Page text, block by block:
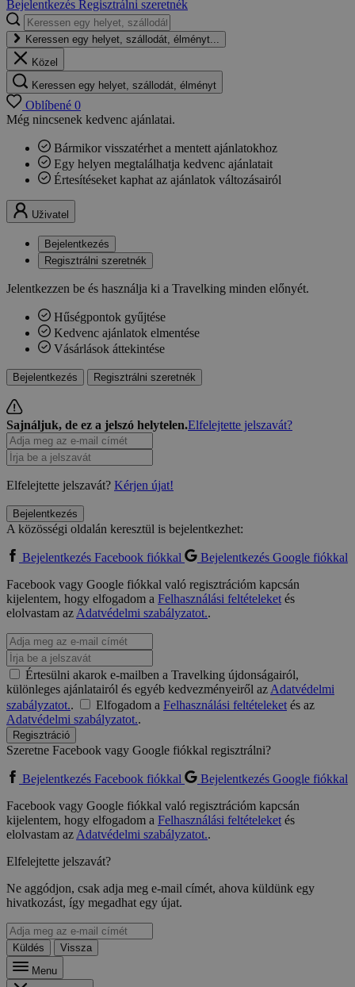
Bejelentkezés Regisztrálni szeretnék
Keressen egy helyet, szállodát, élményt...
Közel
Keressen egy helyet, szállodát, élményt
Oblíbené 0
Még nincsenek kedvenc ajánlatai.
Bármikor visszatérhet a mentett ajánlatokhoz
Egy helyen megtalálhatja kedvenc ajánlatait
Értesítéseket kaphat az ajánlatok változásairól
Uživatel
Bejelentkezés
Regisztrálni szeretnék
Jelentkezzen be és használja ki a Travelking minden előnyét.
Hűségpontok gyűjtése
Kedvenc ajánlatok elmentése
Vásárlások áttekintése
Bejelentkezés Regisztrálni szeretnék
Sajnáljuk, de ez a jelszó helytelen.Elfelejtette jelszavát?
Elfelejtette jelszavát? Kérjen újat!
Bejelentkezés
A közösségi oldalán keresztül is bejelentkezhet:
Bejelentkezés Facebook fiókkal
Bejelentkezés Google fiókkal
Facebook vagy Google fiókkal való regisztrációm kapcsán
kijelentem, hogy elfogadom a Felhasználási feltételeketés
elolvastam azAdatvédelmi szabályzatot..
Értesülni akarok e-mailben a Travelking újdonságairól,
különleges ajánlatairól és egyéb kedvezményeiről azAdatvédelmi
szabályzatot.. Elfogadom a Felhasználási feltételeketés az
Adatvédelmi szabályzatot..
Regisztráció
Szeretne Facebook vagy Google fiókkal regisztrálni?
Bejelentkezés Facebook fiókkal
Bejelentkezés Google fiókkal
Facebook vagy Google fiókkal való regisztrációm kapcsán
kijelentem, hogy elfogadom a Felhasználási feltételeketés
elolvastam azAdatvédelmi szabályzatot..
Elfelejtette jelszavát?
Ne aggódjon, csak adja meg e-mail címét, ahova küldünk egy
hivatkozást, így megadhat egy újat.
Küldés
Vissza
Menu